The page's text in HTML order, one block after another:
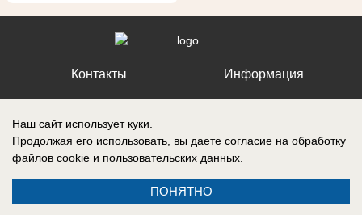
Контакты Информация
Регистрационный номер №: ЭЛ № ФС 77 – 87210, выдано
технологий и массовых коммуникаций (Роскомнадзор) 27 апреля 2024
г.
Наш сайт использует куки.
Продолжая его использовать, вы даете согласие на обработку
файлов cookie и пользовательских данных.
ПОНЯТНО